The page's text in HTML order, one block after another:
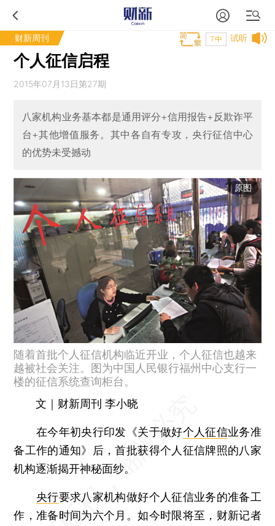
财新周刊 试听
T中
个人征信启程
2015年07月13日第27期
八家机构业务基本都是通用评分+信用报告+反欺诈平
台+其他增值服务。其中各自有专攻，央行征信中心
的优势未受撼动
原图
随着首批个人征信机构临近开业，个人征信也越来
越被社会关注。图为中国人民银行福州中心支行一
楼的征信系统查询柜台。
文｜财新周刊 李小晓
在今年初央行印发《关于做好个人征信业务准
备工作的通知》后，首批获得个人征信牌照的八家
机构逐渐揭开神秘面纱。
央行要求八家机构做好个人征信业务的准备工
作，准备时间为六个月。如今时限将至，财新记者